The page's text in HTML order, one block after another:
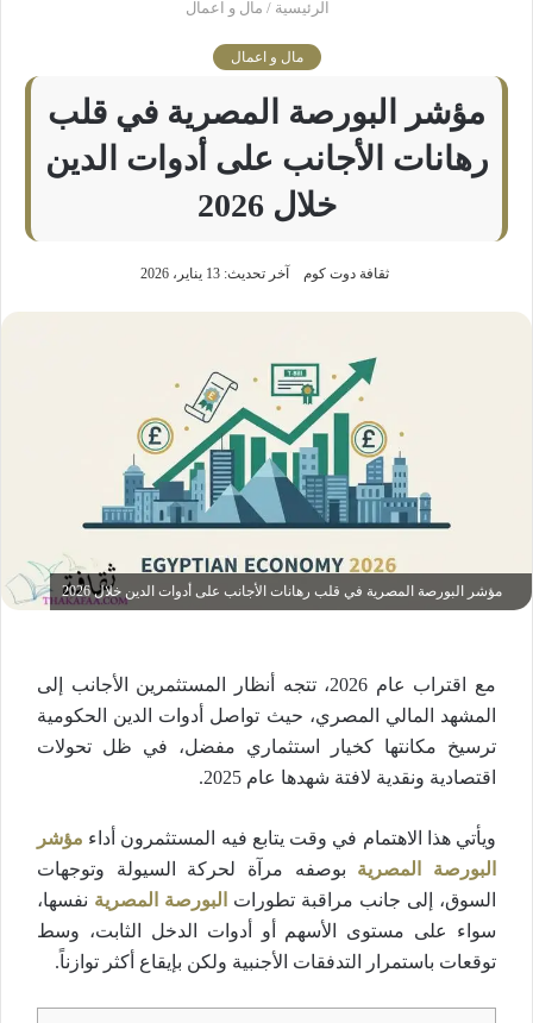
الرئيسية / مال و اعمال
مال و اعمال
مؤشر البورصة المصرية في قلب
رهانات الأجانب على أدوات الدين
خلال 2026
ثقافة دوت كوم آخر تحديث: 13 يناير، 2026
مؤشر البورصة المصرية في قلب رهانات الأجانب على أدوات الدين خلال 2026
مع اقتراب عام 2026، تتجه أنظار المستثمرين الأجانب إلى
المشهد المالي المصري، حيث تواصل أدوات الدين الحكومية
ترسيخ مكانتها كخيار استثماري مفضل، في ظل تحولات
اقتصادية ونقدية لافتة شهدها عام 2025.
ويأتي هذا الاهتمام في وقت يتابع فيه المستثمرون أداء مؤشر
البورصة المصرية بوصفه مرآة لحركة السيولة وتوجهات
السوق، إلى جانب مراقبة تطورات
البورصة المصرية نفسها،
سواء على مستوى الأسهم أو أدوات الدخل الثابت، وسط
توقعات باستمرار التدفقات الأجنبية ولكن بإيقاع أكثر توازناً.